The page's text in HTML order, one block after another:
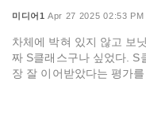
미디어1 Apr 27 2025 02:53 PM
차체에 박혀 있지 않고 보
짜 S클래스구나 싶었다. S
장 잘 이어받았다는 평가